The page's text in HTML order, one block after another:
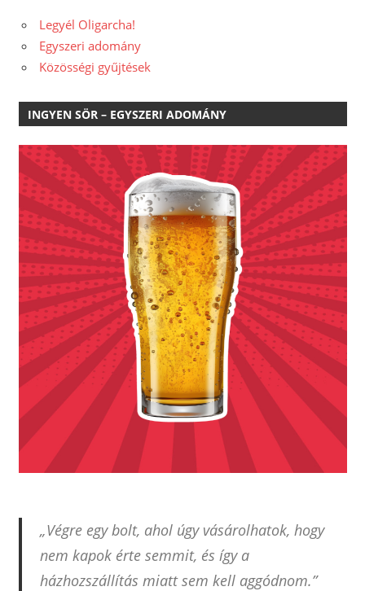
Legyél Oligarcha!
Egyszeri adomány
Közösségi gyűjtések
INGYEN SÖR – EGYSZERI ADOMÁNY
„Végre egy bolt, ahol úgy vásárolhatok, hogy
nem kapok érte semmit, és így a
házhozszállítás miatt sem kell aggódnom.”